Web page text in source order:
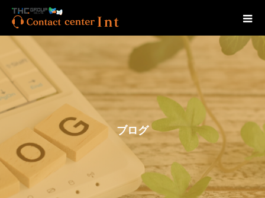
ブログ